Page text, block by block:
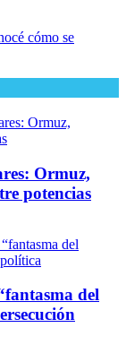
cómo se
Ormuz,
potencias
del